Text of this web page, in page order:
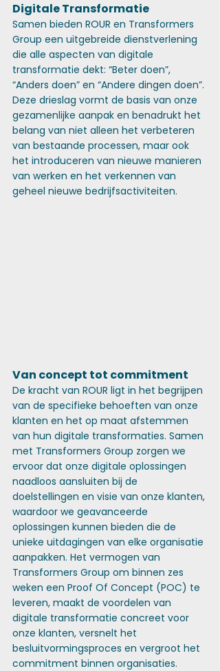
Digitale Transformatie
Samen bieden ROUR en Transformers
Group een uitgebreide dienstverlening
die alle aspecten van digitale
transformatie dekt: “Beter doen”,
“Anders doen” en “Andere dingen doen”.
Deze drieslag vormt de basis van onze
gezamenlijke aanpak en benadrukt het
belang van niet alleen het verbeteren
van bestaande processen, maar ook
het introduceren van nieuwe manieren
van werken en het verkennen van
geheel nieuwe bedrijfsactiviteiten.
Van concept tot commitment
De kracht van ROUR ligt in het begrijpen
van de specifieke behoeften van onze
klanten en het op maat afstemmen
van hun digitale transformaties. Samen
met Transformers Group zorgen we
ervoor dat onze digitale oplossingen
naadloos aansluiten bij de
doelstellingen en visie van onze klanten,
waardoor we geavanceerde
oplossingen kunnen bieden die de
unieke uitdagingen van elke organisatie
aanpakken. Het vermogen van
Transformers Group om binnen zes
weken een Proof Of Concept (POC) te
leveren, maakt de voordelen van
digitale transformatie concreet voor
onze klanten, versnelt het
besluitvormingsproces en vergroot het
commitment binnen organisaties.